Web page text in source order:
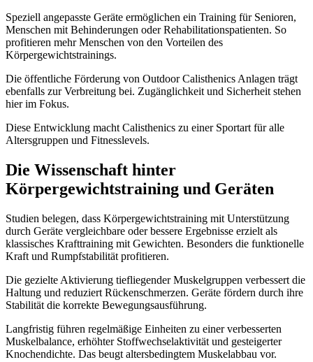
Speziell angepasste Geräte ermöglichen ein Training für Senioren,
Menschen mit Behinderungen oder Rehabilitationspatienten. So
profitieren mehr Menschen von den Vorteilen des
Körpergewichtstrainings.
Die öffentliche Förderung von Outdoor Calisthenics Anlagen trägt
ebenfalls zur Verbreitung bei. Zugänglichkeit und Sicherheit stehen
hier im Fokus.
Diese Entwicklung macht Calisthenics zu einer Sportart für alle
Altersgruppen und Fitnesslevels.
Die Wissenschaft hinter
Körpergewichtstraining und Geräten
Studien belegen, dass Körpergewichtstraining mit Unterstützung
durch Geräte vergleichbare oder bessere Ergebnisse erzielt als
klassisches Krafttraining mit Gewichten. Besonders die funktionelle
Kraft und Rumpfstabilität profitieren.
Die gezielte Aktivierung tiefliegender Muskelgruppen verbessert die
Haltung und reduziert Rückenschmerzen. Geräte fördern durch ihre
Stabilität die korrekte Bewegungsausführung.
Langfristig führen regelmäßige Einheiten zu einer verbesserten
Muskelbalance, erhöhter Stoffwechselaktivität und gesteigerter
Knochendichte. Das beugt altersbedingtem Muskelabbau vor.